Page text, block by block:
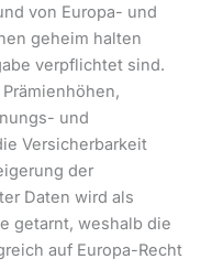
von Europa- und
geheim halten
verpflichtet sind.
und
Versicherbarkeit
der
Daten wird als
getarnt, weshalb die
auf Europa-Recht